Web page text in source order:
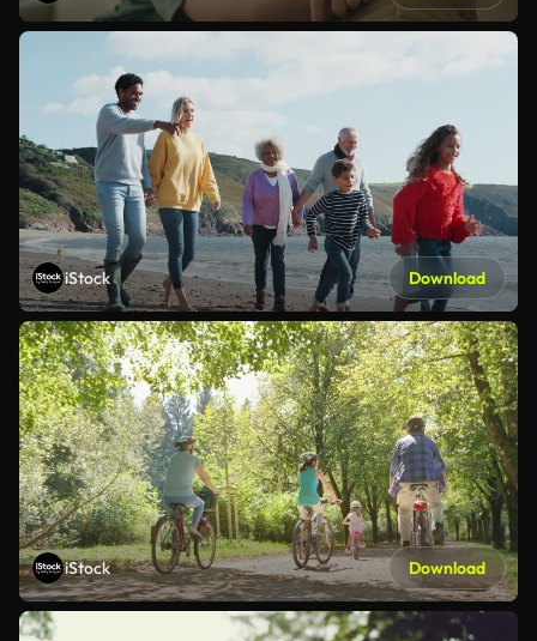
iStock Download
iStock Download